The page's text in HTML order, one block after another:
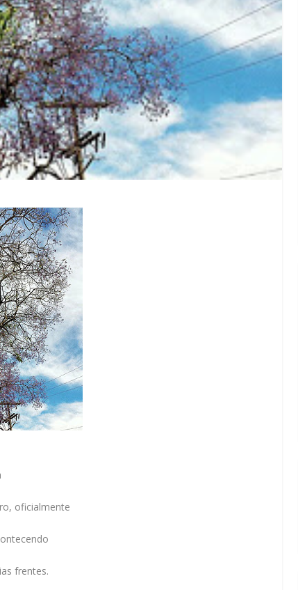
oficialmente
frentes.